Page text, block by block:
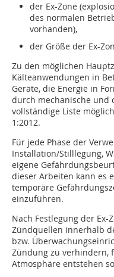
der Ex-Zone
des normalen
vorhanden),
der Größe der Ex-
Zu den möglichen
Kälteanwendungen in
Geräte, die Energie in
durch mechanische und
vollständige Liste
1:2012.
Für jede Phase der
Installation/Stilllegung,
eigene
dieser Arbeiten kann es
temporäre
einzuführen.
Nach Festlegung der
Zündquellen innerhalb
bzw.
Zündung zu verhindern,
Atmosphäre entstehen